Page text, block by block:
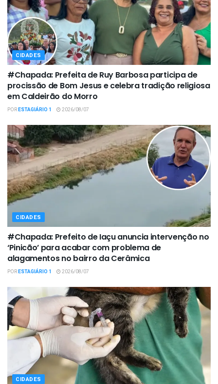
CIDADES
#Chapada: Prefeita de Ruy Barbosa participa de
procissão de Bom Jesus e celebra tradição religiosa
em Caldeirão do Morro
PORESTAGIÁRIO 1 2026/08/07
CIDADES
#Chapada: Prefeito de Iaçu anuncia intervenção no
‘Pinicão’ para acabar com problema de
alagamentos no bairro da Cerâmica
PORESTAGIÁRIO 1 2026/08/07
CIDADES